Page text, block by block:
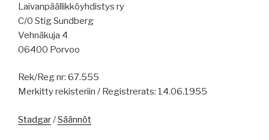
Laivanpäällikköyhdistys ry
C/0 Stig Sundberg
Vehnäkuja 4
06400 Porvoo
Rek/Reg nr: 67.555
Merkitty rekisteriin / Registrerats: 14.06.1955
Stadgar/Säännöt